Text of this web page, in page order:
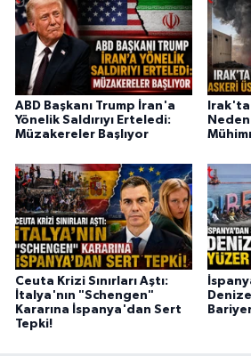
ABD Başkanı Trump İran'a
Yönelik Saldırıyı Erteledi:
Müzakereler Başlıyor
Irak'ta
Ceuta Krizi Sınırları Aştı:
İtalya'nın "Schengen"
Kararına İspanya'dan Sert
Tepki!